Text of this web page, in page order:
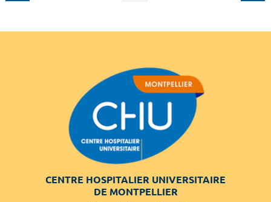
CENTRE HOSPITALIER UNIVERSITAIRE
DE MONTPELLIER